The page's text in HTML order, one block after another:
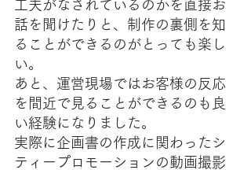
工夫がなされているのかを直接お
話を聞けたりと、制作の裏側を知
ることができるのがとっても楽し
い。
あと、運営現場ではお客様の反応
を間近で見ることができるのも良
い経験になりました。
実際に企画書の作成に関わったシ
ティープロモーションの動画撮影